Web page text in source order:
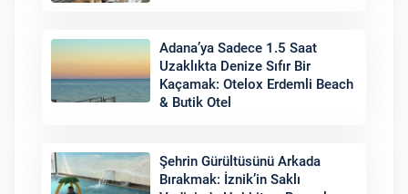
Adana’ya Sadece 1.5 Saat
Uzaklıkta Denize Sıfır Bir
Kaçamak: Otelox Erdemli Beach
& Butik Otel
Şehrin Gürültüsünü Arkada
Bırakmak: İznik’in Saklı